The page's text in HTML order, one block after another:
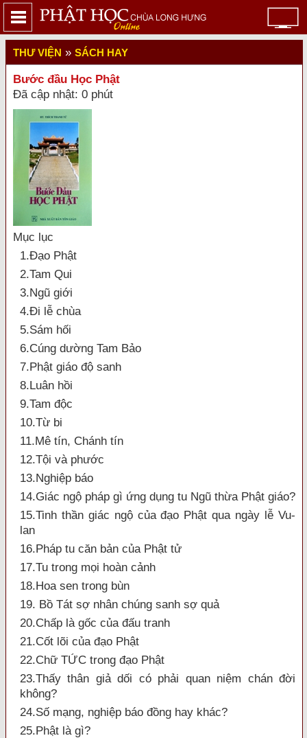
THƯ VIỆN » SÁCH HAY
Bước đầu Học Phật
Đã cập nhật: 0 phút
Mục lục
1.Ðạo Phật
2.Tam Qui
3.Ngũ giới
4.Đi lễ chùa
5.Sám hối
6.Cúng dường Tam Bảo
7.Phật giáo độ sanh
8.Luân hồi
9.Tam độc
10.Từ bi
11.Mê tín, Chánh tín
12.Tội và phước
13.Nghiệp báo
14.Giác ngộ pháp gì ứng dụng tu Ngũ thừa Phật giáo?
15.Tinh thần giác ngộ của đạo Phật qua ngày lễ Vu-
lan
16.Pháp tu căn bản của Phật tử
17.Tu trong mọi hoàn cảnh
18.Hoa sen trong bùn
19. Bồ Tát sợ nhân chúng sanh sợ quả
20.Chấp là gốc của đấu tranh
21.Cốt lõi của đạo Phật
22.Chữ TỨC trong đạo Phật
23.Thấy thân giả dối có phải quan niệm chán đời
không?
24.Số mạng, nghiệp báo đồng hay khác?
25.Phật là gì?